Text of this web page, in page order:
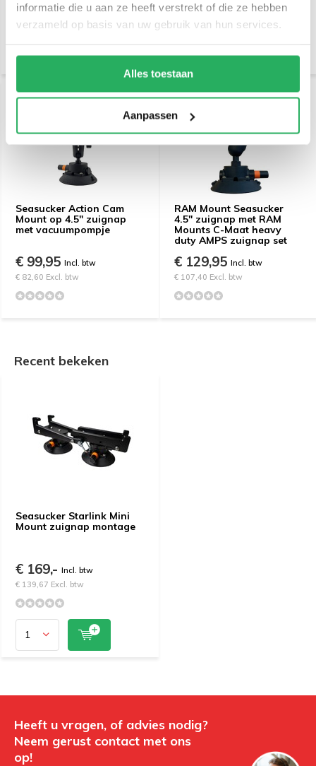
informatie die u aan ze heeft verstrekt of die ze hebben
verzameld op basis van uw gebruik van hun services.
Alles toestaan
Aanpassen
€ 59,95 Incl. btw
€ 49,55 Excl. btw
€ 99,95
Seasucker Action Cam
Mount op 4.5" zuignap
met vacuumpompje
€ 99,95 Incl. btw
€ 82,60 Excl. btw
RAM Mount Seasucker
4.5" zuignap met RAM
Mounts C-Maat heavy
duty AMPS zuignap set
€ 129,95 Incl. btw
€ 107,40 Excl. btw
Recent bekeken
Seasucker Starlink Mini
Mount zuignap montage
€ 169,- Incl. btw
€ 139,67 Excl. btw
Heeft u vragen, of advies nodig?
Neem gerust contact met ons
op!